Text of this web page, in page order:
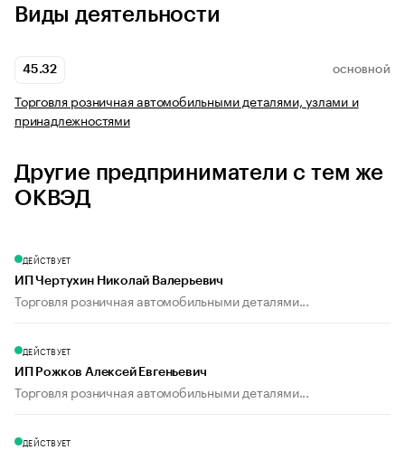
Виды деятельности
45.32 ОСНОВНОЙ
Торговля розничная автомобильными деталями, узлами и
принадлежностями
Другие предприниматели с тем же
ОКВЭД
ДЕЙСТВУЕТ
ИП Чертухин Николай Валерьевич
Торговля розничная автомобильными деталями...
ДЕЙСТВУЕТ
ИП Рожков Алексей Евгеньевич
Торговля розничная автомобильными деталями...
ДЕЙСТВУЕТ